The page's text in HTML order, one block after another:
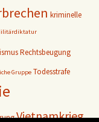
kriminelle
Rechtsbeugung
Gruppe Todesstrafe
Vietnamkrieg